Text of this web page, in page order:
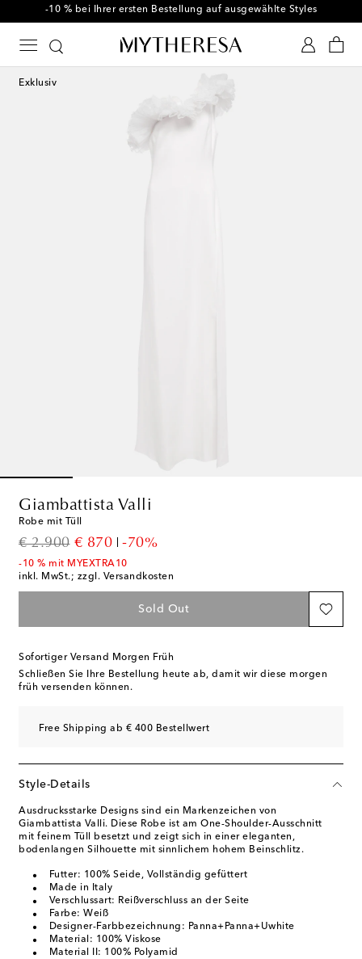
-10 % bei Ihrer ersten Bestellung auf ausgewählte Styles
Exklusiv
Giambattista Valli
Robe mit Tüll
€ 2.900
original price
€ 870
discount price
-70%
-10 % mit MYEXTRA10
inkl. MwSt.; zzgl. Versandkosten
Sold Out
Sofortiger Versand Morgen Früh
Schließen Sie Ihre Bestellung heute ab, damit wir diese morgen
früh versenden können.
Free Shipping ab € 400 Bestellwert
Style-Details
Ausdrucksstarke Designs sind ein Markenzeichen von
Giambattista Valli. Diese Robe ist am One-Shoulder-Ausschnitt
mit feinem Tüll besetzt und zeigt sich in einer eleganten,
bodenlangen Silhouette mit sinnlichem hohem Beinschlitz.
Futter: 100% Seide, Vollständig gefüttert
Made in Italy
Verschlussart: Reißverschluss an der Seite
Farbe: Weiß
Designer-Farbbezeichnung: Panna+Panna+Uwhite
Material: 100% Viskose
Material II: 100% Polyamid